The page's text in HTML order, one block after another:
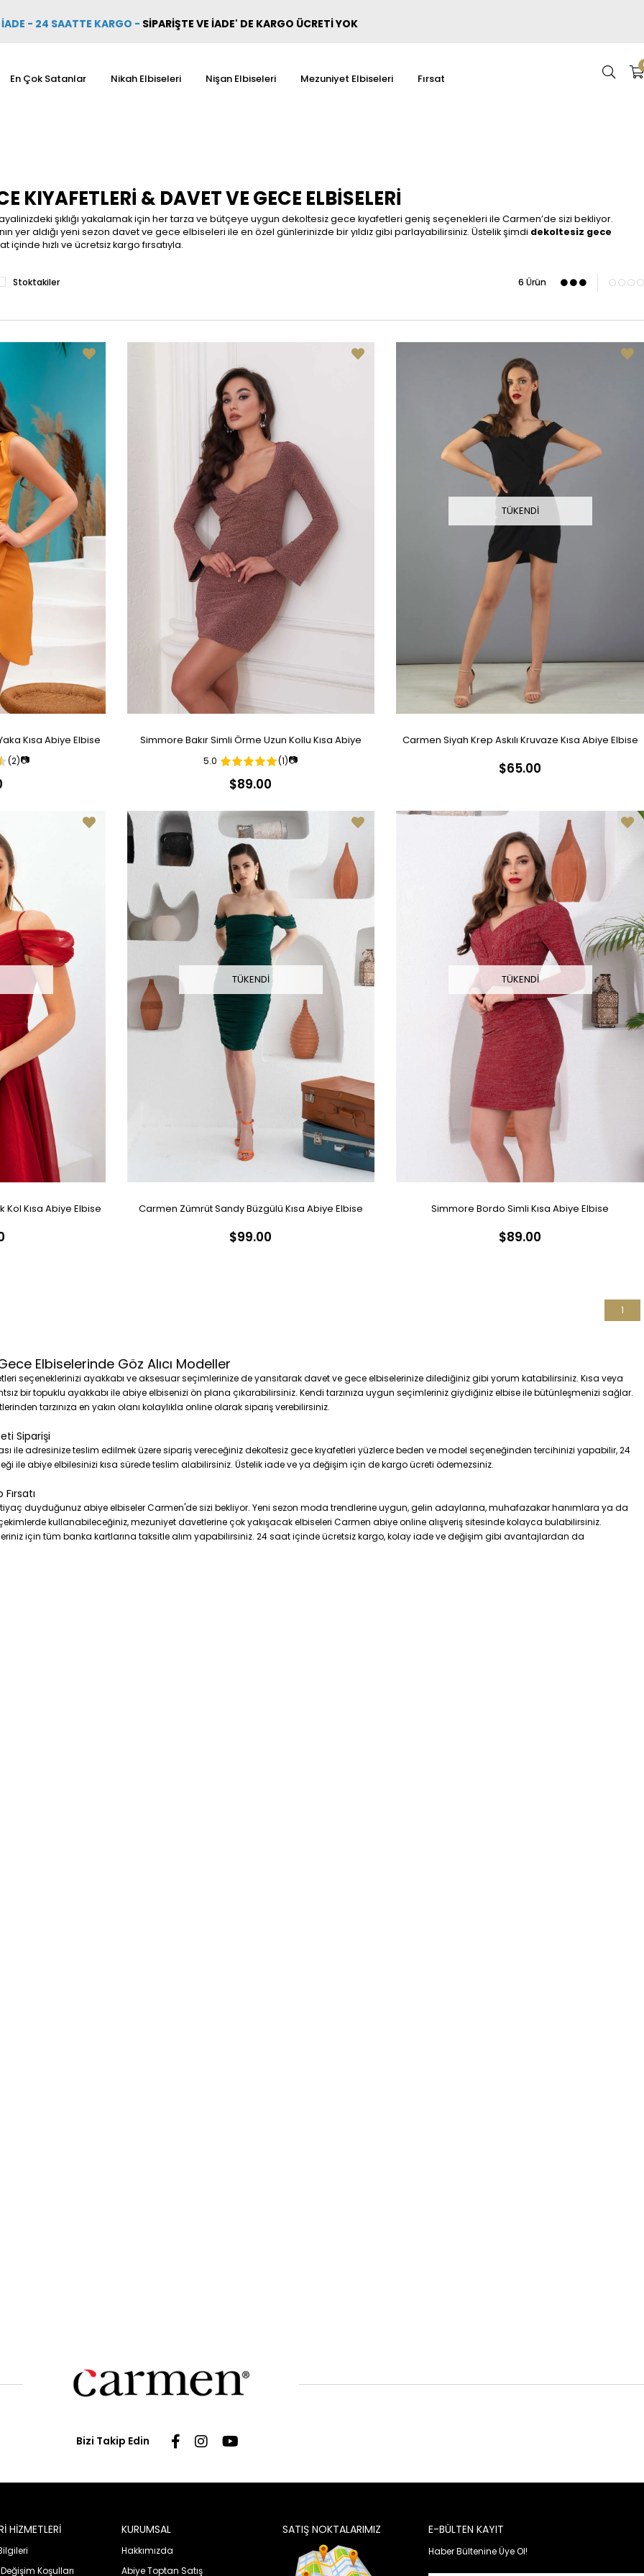
- 24 SAATTE KARGO - SİPARİŞTE VE İADE' DE KARGO ÜCRETİ YOK
En Çok Satanlar Nikah Elbiseleri Nişan Elbiseleri Mezuniyet Elbiseleri Fırsat
KIYAFETLERI & DAVET VE GECE ELBISELERI
şıklığı yakalamak için her tarza ve bütçeye uygun dekoltesiz gece kıyafetleri geniş seçenekleri ile Carmen’de sizi bekliyor.
yer aldığı yeni sezon davet ve gece elbiseleri ile en özel günlerinizde bir yıldız gibi parlayabilirsiniz. Üstelik şimdi dekoltesiz gece
içinde hızlı ve ücretsiz kargo fırsatıyla.
Stoktakiler 6 Ürün
Kısa Abiye Elbise
(2)📷
Simmore Bakır Simli Örme Uzun Kollu Kısa Abiye
5.0 (1)📷
$89.00
TÜKENDI
Carmen Siyah Krep Askılı Kruvaze Kısa Abiye Elbise
$65.00
Kısa Abiye Elbise
TÜKENDI
Carmen Zümrüt Sandy Büzgülü Kısa Abiye Elbise
$99.00
TÜKENDI
Simmore Bordo Simli Kısa Abiye Elbise
$89.00
1
Elbiselerinde Göz Alıcı Modeller
seçeneklerinizi ayakkabı ve aksesuar seçimlerinize de yansıtarak davet ve gece elbiselerinize dilediğiniz gibi yorum katabilirsiniz. Kısa veya
bir topuklu ayakkabı ile abiye elbisenizi ön plana çıkarabilirsiniz. Kendi tarzınıza uygun seçimleriniz giydiğiniz elbise ile bütünleşmenizi sağlar.
tarzınıza en yakın olanı kolaylıkla online olarak sipariş verebilirsiniz.
Siparişi
ile adresinize teslim edilmek üzere sipariş vereceğiniz dekoltesiz gece kıyafetleri yüzlerce beden ve model seçeneğinden tercihinizi yapabilir, 24
ile abiye elbilesinizi kısa sürede teslim alabilirsiniz. Üstelik iade ve ya değişim için de kargo ücreti ödemezsiniz.
duyduğunuz abiye elbiseler Carmen'de sizi bekliyor. Yeni sezon moda trendlerine uygun, gelin adaylarına, muhafazakar hanımlara ya da
kullanabileceğiniz, mezuniyet davetlerine çok yakışacak elbiseleri Carmen abiye online alışveriş sitesinde kolayca bulabilirsiniz.
için tüm banka kartlarına taksitle alım yapabilirsiniz. 24 saat içinde ücretsiz kargo, kolay iade ve değişim gibi avantajlardan da
Bizi Takip Edin
HİZMETLERİ
Koşulları
KURUMSAL
Hakkımızda
Abiye Toptan Satış
SATIŞ NOKTALARIMIZ E-BÜLTEN KAYIT
Haber Bültenine Üye Ol!